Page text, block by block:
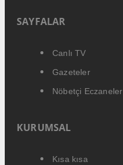
SAYFALAR
Canlı TV
Gazeteler
Nöbetçi Eczaneler
KURUMSAL
Kısa kısa